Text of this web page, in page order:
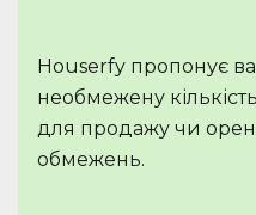
Houserfy пропонує
необмежену
для продажу чи
обмежень.